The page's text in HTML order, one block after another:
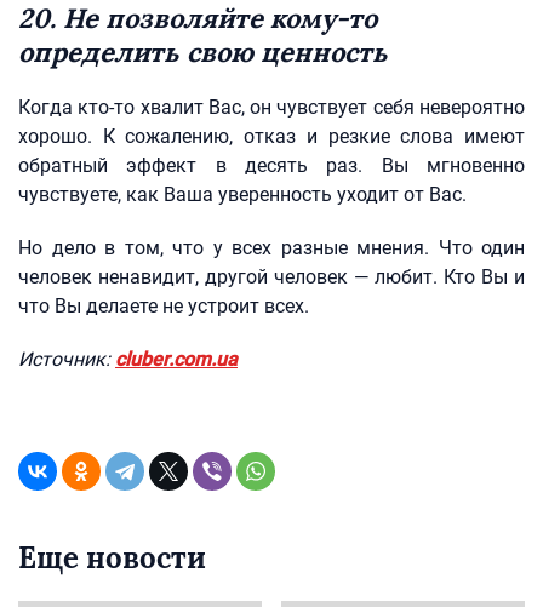
20. Не позволяйте кому-то
определить свою ценность
Когда кто-то хвалит Вас, он чувствует себя невероятно
хорошо. К сожалению, отказ и резкие слова имеют
обратный эффект в десять раз. Вы мгновенно
чувствуете, как Ваша уверенность уходит от Вас.
Но дело в том, что у всех разные мнения. Что один
человек ненавидит, другой человек — любит. Кто Вы и
что Вы делаете не устроит всех.
Источник: cluber.com.ua
Еще новости